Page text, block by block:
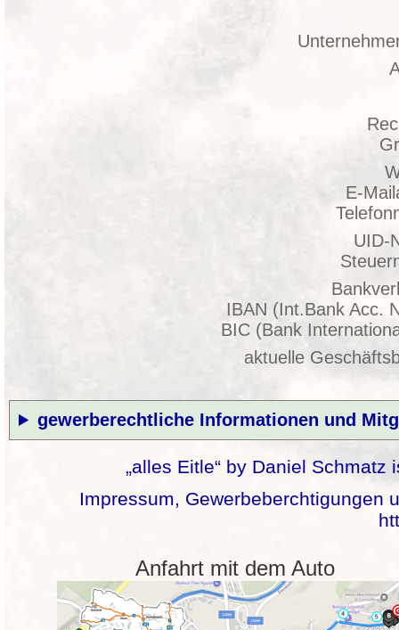
E-
UID-
IBAN (Int.Bank Acc.
BIC (Bank
aktuelle
gewerberechtliche Informationen und
„alles Eitle“ by Daniel
Impressum, Gewerbeberchtigungen
Anfahrt mit dem Auto